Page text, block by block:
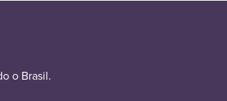
o Brasil.